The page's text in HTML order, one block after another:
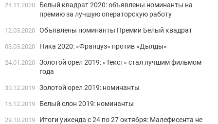
24.11.2020
Белый квадрат 2020: объявлены номинанты на
премию за лучшую операторскую работу
12.03.2020 Объявлены номинанты Премии Белый квадрат
03.03.2020 Ника 2020: «Француз» против «Дылды»
24.01.2020 Золотой орел 2019: «Текст» стал лучшим фильмом
года
30.12.2019 Золотой орел 2019: номинанты
16.12.2019 Белый слон 2019: номинанты
29.10.2019
Итоги уикенда с 24 по 27 октября: Малефисента не